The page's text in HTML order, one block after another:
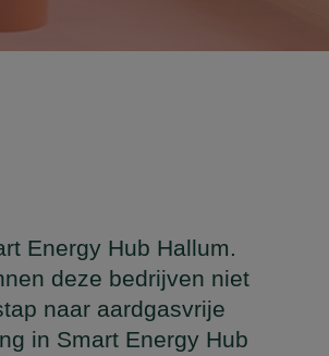
Energy Hub Hallum.
deze bedrijven niet
naar aardgasvrije
in Smart Energy Hub